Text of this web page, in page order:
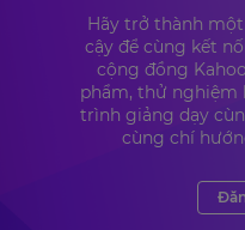
Hãy trở thành
cậy để cùng kết
cộng đồng
phẩm, thử nghiệm
trình giảng dạy
cùng chí